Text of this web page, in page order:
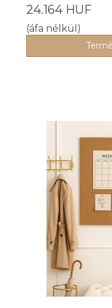
24.164 HUF
(áfa nélkül)